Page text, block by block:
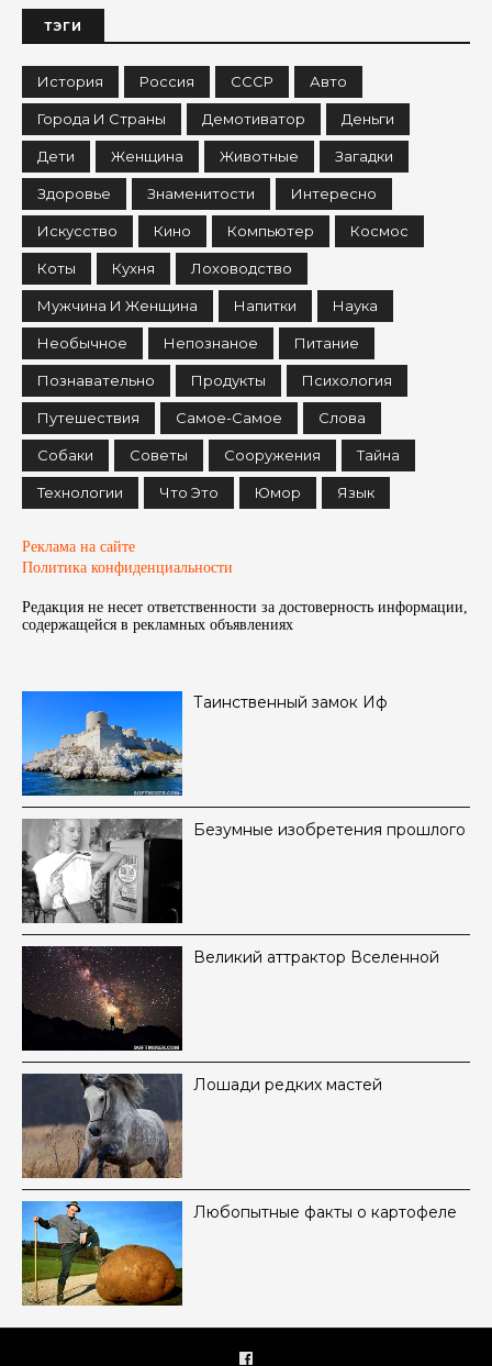
ТЭГИ
История Россия СССР Авто
Города И Страны Демотиватор Деньги
Дети Женщина Животные Загадки
Здоровье Знаменитости Интересно
Искусство Кино Компьютер Космос
Коты Кухня Лоховодство
Мужчина И Женщина Напитки Наука
Необычное Непознаное Питание
Познавательно Продукты Психология
Путешествия Самое-Самое Слова
Собаки Советы Сооружения Тайна
Технологии Что Это Юмор Язык
Реклама на сайте
Политика конфиденциальности
Редакция не несет ответственности за достоверность информации,
содержащейся в рекламных объявленияx
Таинственный замок Иф
Безумные изобретения прошлого
Великий аттрактор Вселенной
Лошади редких мастей
Любопытные факты о картофеле